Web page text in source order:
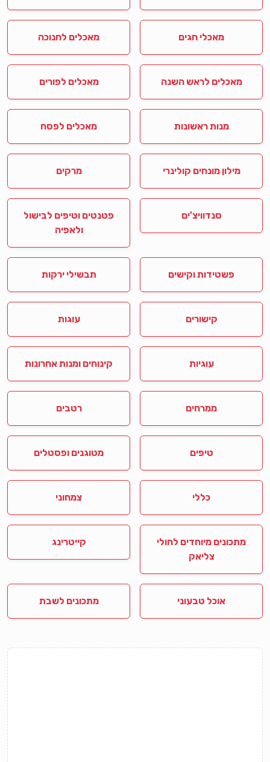
מאכלי חגים מאכלים לחנוכה
מאכלים לראש השנה מאכלים לפורים
מנות ראשונות מאכלים לפסח
מילון מונחים קולינרי מרקים
סנדוויצ'ים
פטנטים וטיפים לבישול
ולאפיה
פשטידות וקישים תבשילי ירקות
קישורים עוגות
עוגיות קינוחים ומנות אחרונות
ממרחים רטבים
טיפים מטוגנים ופסטלים
כללי צמחוני
מתכונים מיוחדים לחולי
צליאק
קייטרינג
אוכל טבעוני מתכונים לשבת